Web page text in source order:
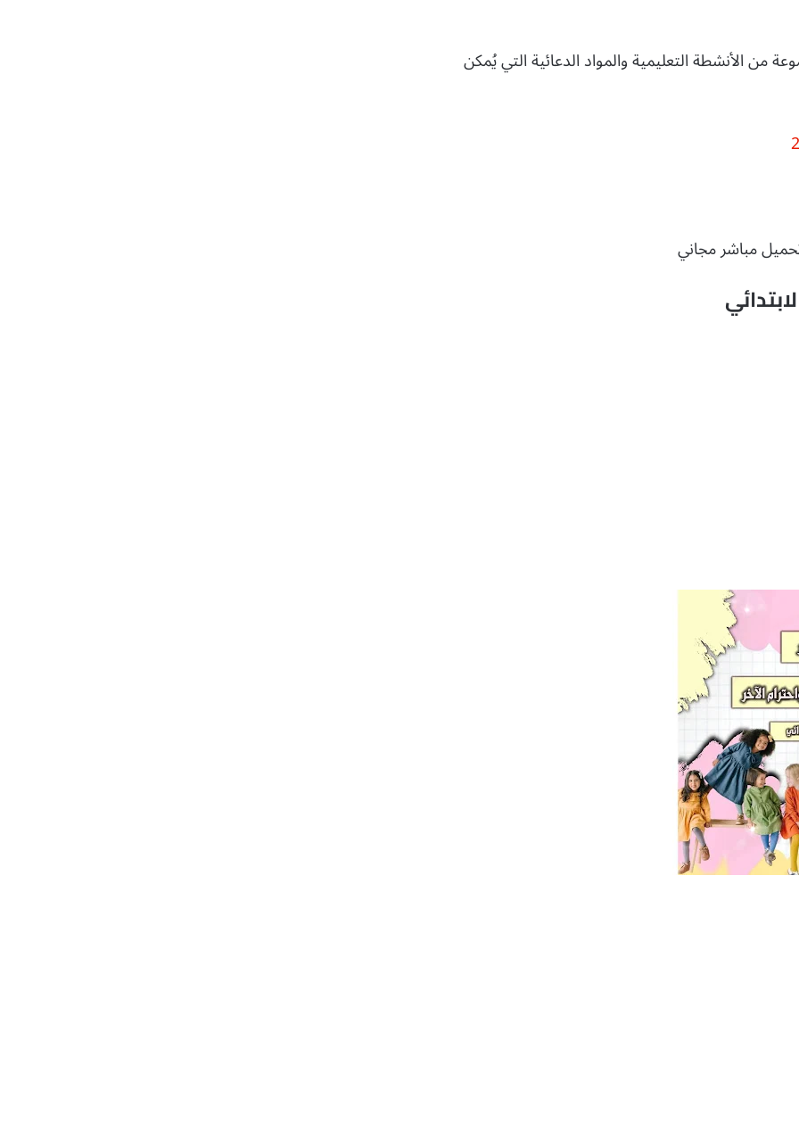
من الأنشطة التعليمية والمواد الدعائية التي يُمكن